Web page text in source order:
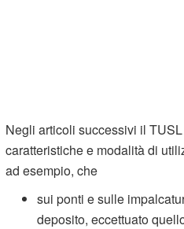
Negli articoli successivi il
caratteristiche e modalità di
ad esempio, che
sui ponti e sulle
deposito, eccettuato